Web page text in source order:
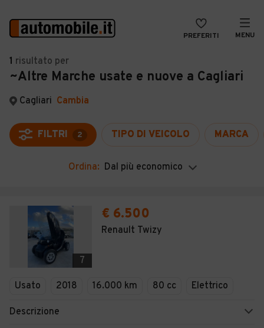
PREFERITI MENU
Auto
Auto usate
Auto Km 0
Auto Nuove
Noleggio a lungo termine
Camper
Veicoli Commerciali
VENDI
MAGAZINE
ACCEDI
1 risultato per
~Altre Marche usate e nuove a Cagliari
Cagliari Cambia
FILTRI 2 TIPO DI VEICOLO MARCA
Ordina: Dal più economico
7
€ 6.500
Renault Twizy
Usato 2018 16.000 km 80 cc Elettrico
Descrizione